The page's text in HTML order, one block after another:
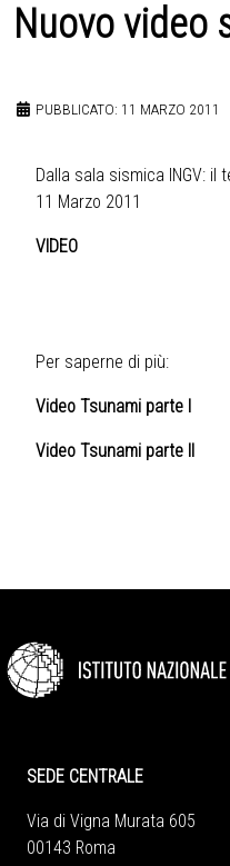
Nuovo video
PUBBLICATO: 11 MARZO 2011
Dalla sala sismica INGV: il
11 Marzo 2011
VIDEO
Per saperne di più:
Video Tsunami parte I
Video Tsunami parte II
SEDE CENTRALE
Via di Vigna Murata 605
00143 Roma